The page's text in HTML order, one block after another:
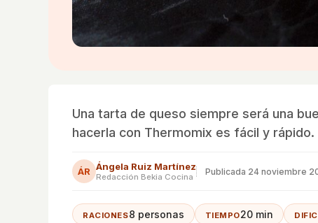
Una tarta de queso siempre será una
hacerla con Thermomix es fácil y rápido.
ÁR Ángela Ruiz Martínez
Redacción Bekia Cocina
Publicada 24 noviembre
RACIONES8 personas TIEMPO20 min